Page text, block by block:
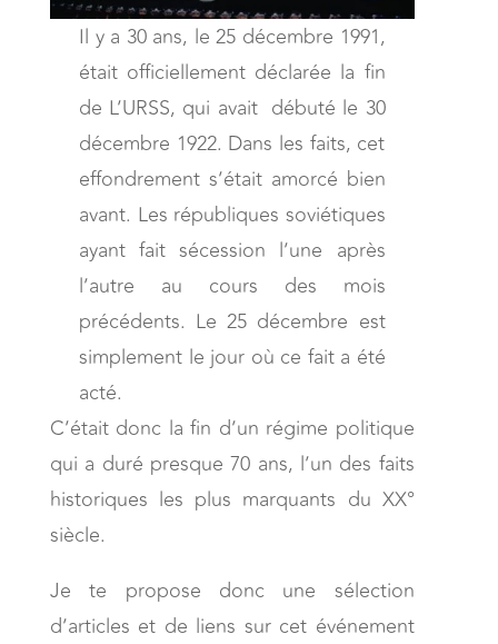
Il y a 30 ans, le 25 décembre 1991,
était officiellement déclarée la fin
de L’URSS, qui avait débuté le 30
décembre 1922. Dans les faits, cet
effondrement s’était amorcé bien
avant. Les républiques soviétiques
ayant fait sécession l’une après
l’autre au cours des mois
précédents. Le 25 décembre est
simplement le jour où ce fait a été
acté.
C’était donc la fin d’un régime politique
qui a duré presque 70 ans, l’un des faits
historiques les plus marquants du XX°
siècle.
Je te propose donc une sélection
d’articles et de liens sur cet événement